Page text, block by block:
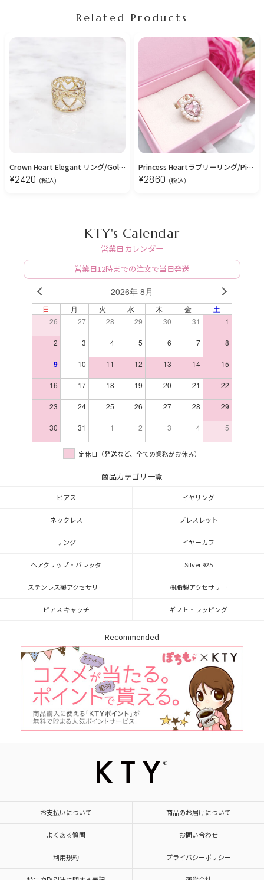
Related Products
Crown Heart Elegant リング/Gold【12号】
¥2420 (税込)
Princess Heartラブリーリング/Pink【Free Size】
¥2860 (税込)
KTY's Calendar
営業日カレンダー
営業日12時までの注文で当日発送
2026年 8月 NEXT
日 月 火 水 木 金
土
26
27 28 29 30 31 1
2 3 4 5 6 7 8
9 10 11 12 13 14 15
16 17 18 19 20 21 22
23 24 25 26 27 28 29
30 31 1 2 3 4 5
定休日（発送など、全ての業務がお休み）
商品カテゴリ一覧
ピアス イヤリング
ネックレス ブレスレット
リング イヤーカフ
ヘアクリップ・バレッタ Silver 925
ステンレス製アクセサリー 樹脂製アクセサリー
ピアス キャッチ ギフト・ラッピング
Recommended
お支払いについて 商品のお届けについて
よくある質問 お問い合わせ
利用規約 プライバシーポリシー